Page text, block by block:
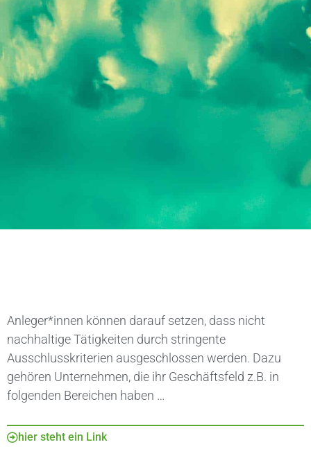
Anleger*innen können darauf setzen, dass nicht
nachhaltige Tätigkeiten durch stringente
Ausschlusskriterien ausgeschlossen werden. Dazu
gehören Unternehmen, die ihr Geschäftsfeld z.B. in
folgenden Bereichen haben …
hier steht ein Link